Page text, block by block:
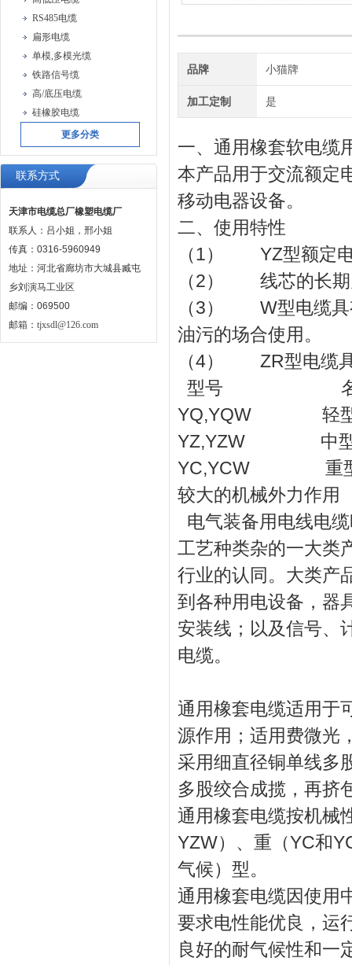
RS485电缆
扁形电缆
单模,多模光缆
铁路信号缆
高/底压电缆
硅橡胶电缆
更多分类
联系方式
天津市电缆总厂橡塑电缆厂
联系人：吕小姐，邢小姐
传真：0316-5960949
地址：河北省廊坊市大城县臧屯
乡刘演马工业区
邮编：069500
邮箱： tjxsdl@126.com
品牌 小猫牌
加工定制 是
一、通用橡套软电缆
本产品用于交流额定
移动电器设备。
二、使用特性
（1） YZ型额定电
（2） 线芯的长期
（3） W型电缆具
油污的场合使用。
（4） ZR型电缆
型号
YQ,YQW 轻型
YZ,YZW 中型橡
YC,YCW 重型橡
较大的机械外力作用
电气装备用电线电
工艺种类杂的一大类
行业的认同。大类产
到各种用电设备，器
安装线；以及信号、
电缆。
通用橡套电缆适用于
源作用；适用费微光
采用细直径铜单线多
多股绞合成揽，再挤
通用橡套电缆按机械
YZW）、重（YC和
气候）型。
通用橡套电缆因使用
要求电性能优良，运
良好的耐气候性和一